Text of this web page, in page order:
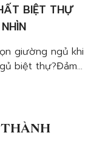
BIỆT THỰ
giường ngủ khi
biệt thự?Đảm
THÀNH